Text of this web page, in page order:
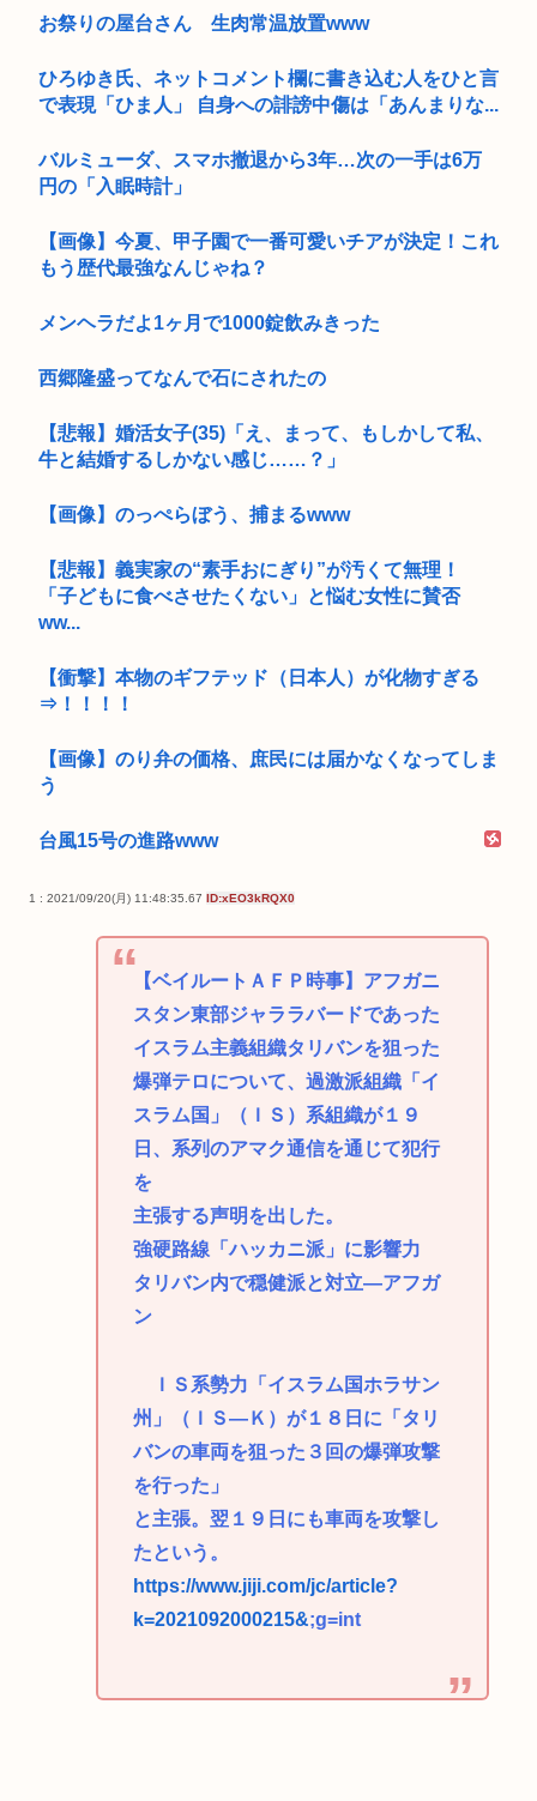
お祭りの屋台さん 生肉常温放置www
ひろゆき氏、ネットコメント欄に書き込む人をひと言
で表現「ひま人」 自身への誹謗中傷は「あんまりな...
バルミューダ、スマホ撤退から3年…次の一手は6万
円の「入眠時計」
【画像】今夏、甲子園で一番可愛いチアが決定！これ
もう歴代最強なんじゃね？
メンヘラだよ1ヶ月で1000錠飲みきった
西郷隆盛ってなんで石にされたの
【悲報】婚活女子(35)「え、まって、もしかして私、
牛と結婚するしかない感じ……？」
【画像】のっぺらぼう、捕まるwww
【悲報】義実家の“素手おにぎり”が汚くて無理！
「子どもに食べさせたくない」と悩む女性に賛否
ww...
【衝撃】本物のギフテッド（日本人）が化物すぎる
⇒！！！！
【画像】のり弁の価格、庶民には届かなくなってしま
う
台風15号の進路www
1 : 2021/09/20(月) 11:48:35.67 ID:xEO3kRQX0
【ベイルートＡＦＰ時事】アフガニ
スタン東部ジャララバードであった
イスラム主義組織タリバンを狙った
爆弾テロについて、過激派組織「イ
スラム国」（ＩＳ）系組織が１９
日、系列のアマク通信を通じて犯行
を
主張する声明を出した。
強硬路線「ハッカニ派」に影響力
タリバン内で穏健派と対立―アフガ
ン
ＩＳ系勢力「イスラム国ホラサン
州」（ＩＳ―Ｋ）が１８日に「タリ
バンの車両を狙った３回の爆弾攻撃
を行った」
と主張。翌１９日にも車両を攻撃し
たという。
https://www.jiji.com/jc/article?
k=2021092000215&;g=int